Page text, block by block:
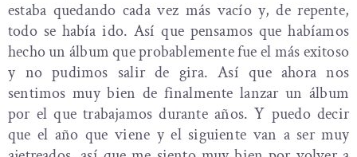
estaba quedando cada vez más vacío y, de repente,
todo se había ido. Así que pensamos que habíamos
hecho un álbum que probablemente fue el más exitoso
y no pudimos salir de gira. Así que ahora nos
sentimos muy bien de finalmente lanzar un álbum
por el que trabajamos durante años. Y puedo decir
que el año que viene y el siguiente van a ser muy